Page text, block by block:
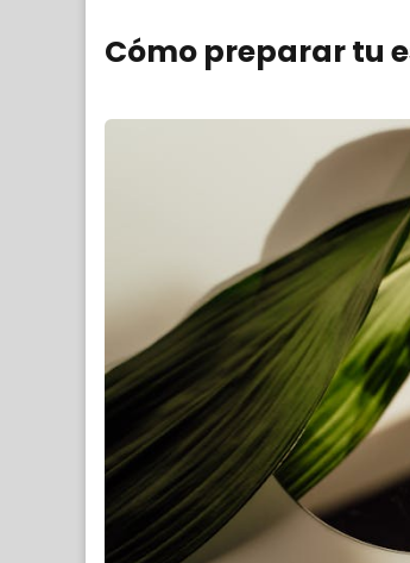
Cómo preparar tu